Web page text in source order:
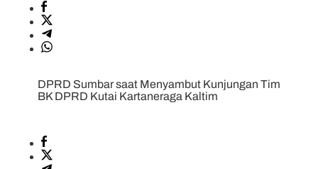
DPRD Sumbar saat Menyambut Kunjungan Tim
BK DPRD Kutai Kartaneraga Kaltim